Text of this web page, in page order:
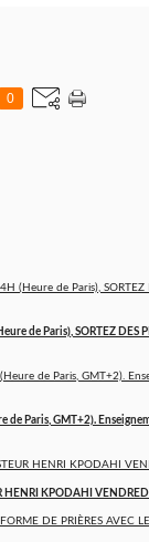
0
de Paris), SORTEZ DES
Paris, GMT+2).
HENRI KPODAHI